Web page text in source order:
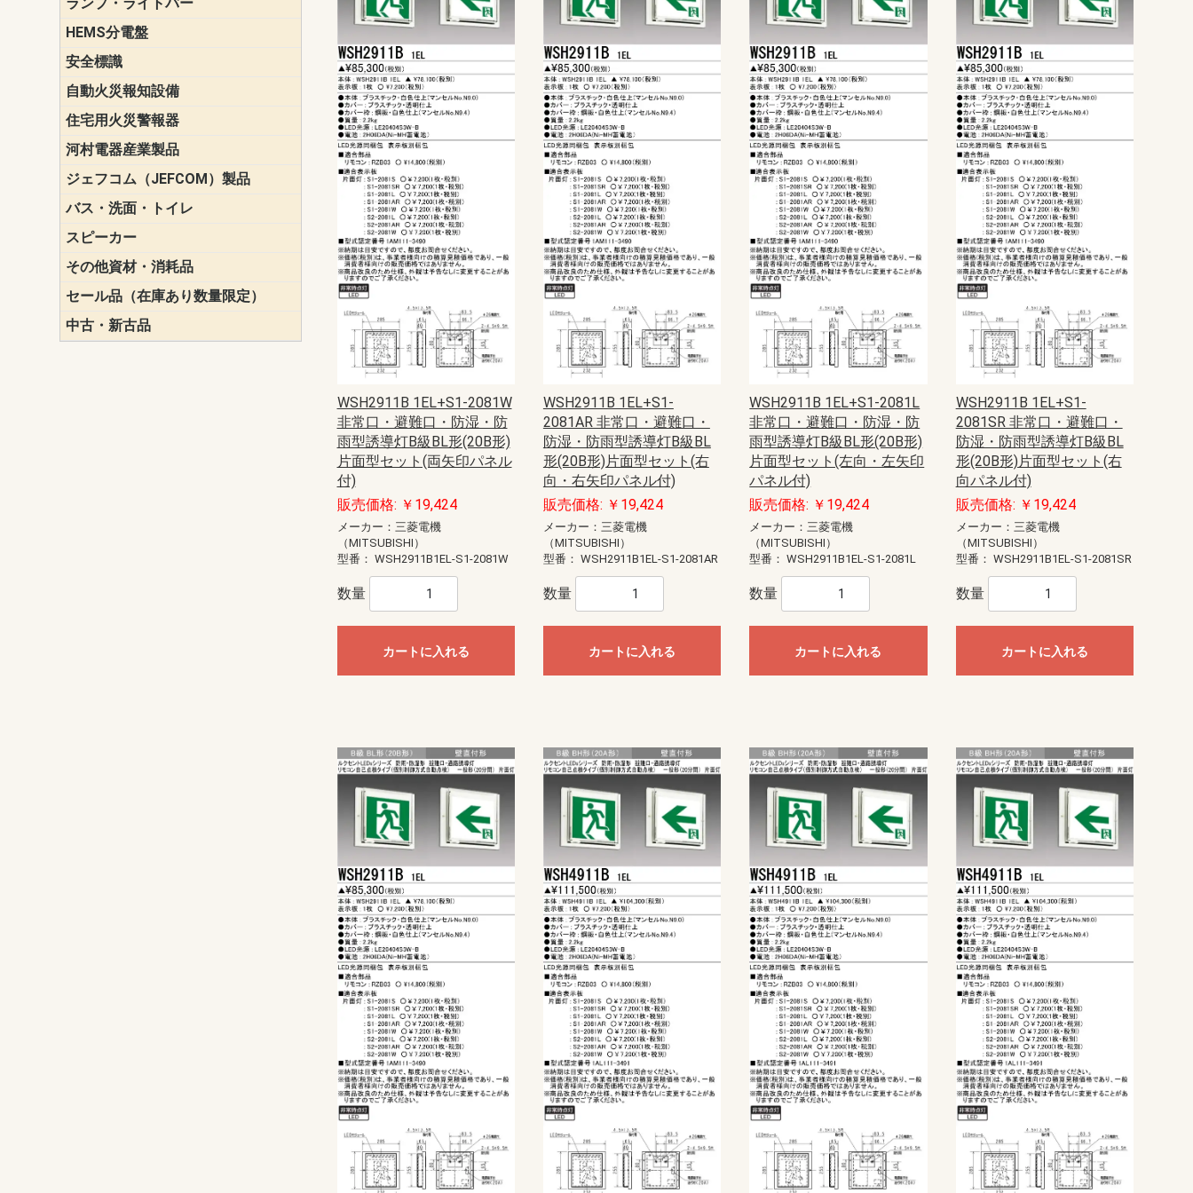
HEMS分電盤
マルチ通信型
EV・PHEV充電回路・エコキュー
ト・IH対応
リミッタースペース付 主幹50A
主幹60A
主幹75A
リミッタースペース無 主幹50A
主幹60A
主幹75A
主幹100A
EV・PHEV充電回路・太陽光発電シ
ステム・エコキュート・IH対応
リミッタースペース付 主幹50A
主幹60A
主幹75A
リミッタースペース無 主幹50A
主幹60A
主幹75A
主幹100A
あかりぷらすばん リミッタースペース付 主幹50A
主幹60A
主幹75A
リミッタースペース無 主幹50A
主幹60A
主幹75A
主幹100A
エコキュート・IH対応 リミッタースペース付 主幹40A
主幹50A
主幹60A
主幹75A
リミッタースペース無 主幹40A
主幹50A
主幹60A
主幹75A
主幹100A
エコキュート・電温・IH対応 リミッタースペース付 主幹40A
主幹50A
主幹60A
主幹75A
リミッタースペース無 主幹40A
主幹50A
主幹60A
主幹75A
主幹100A
かみなりあんしんばん あかり付 リミッタースペース付 主幹50A
主幹60A
主幹75A
リミッタースペース無 主幹50A
主幹60A
主幹75A
主幹100A
かみなりあんしんばん リミッタースペース付 主幹50A
主幹60A
主幹75A
リミッタースペース無 主幹50A
主幹60A
主幹75A
主幹100A
ダブル発電対応 リミッタースペース付 主幹40A
主幹50A
主幹60A
主幹75A
リミッタースペース無 主幹40A
主幹50A
主幹60A
主幹75A
主幹100A
創蓄連携システム対応（自立出力
単相2線用）
リミッタースペース付 主幹40A
主幹50A
主幹60A
主幹75A
リミッタースペース無 主幹40A
主幹50A
主幹60A
主幹75A
主幹100A
創蓄連携システム対応（自立出力
単相3線用）
リミッタースペース付 主幹40A
主幹50A
主幹60A
主幹75A
リミッタースペース無 主幹40A
主幹50A
主幹60A
主幹75A
主幹100A
太陽光発電システム・エコキュー
ト・IH対応
リミッタースペース付 主幹50A
主幹60A
主幹75A
リミッタースペース無 主幹50A
主幹60A
主幹75A
主幹100A
太陽光発電システム・エコキュー
ト・電温・IH対応
リミッタースペース付 主幹50A
主幹60A
主幹75A
リミッタースペース無 主幹50A
主幹60A
主幹75A
主幹100A
太陽光発電システム対応 リミッタースペース付 主幹40A
主幹50A
主幹60A
主幹75A
リミッタースペース無 主幹40A
主幹50A
主幹60A
主幹75A
主幹100A
地震あんしんばん リミッタースペース付 主幹50A
主幹60A
主幹75A
リミッタースペース無 主幹50A
主幹60A
主幹75A
主幹100A
地震かみなりあんしんばん リミッタースペース付 主幹50A
主幹60A
主幹75A
リミッタースペース無 主幹50A
主幹60A
主幹75A
主幹100A
電温・IH対応 リミッタースペース付 主幹50A
主幹60A
主幹75A
リミッタースペース無 主幹50A
主幹60A
主幹75A
主幹100A
燃料電池（ガス発電）システム対
応
リミッタースペース付 主幹40A
主幹50A
主幹60A
主幹75A
リミッタースペース無 主幹40A
主幹50A
主幹60A
主幹75A
主幹100A
標準タイプ リミッタースペース付 主幹30A
主幹40A
主幹50A
主幹60A
主幹75A
リミッタースペース無 主幹30A
主幹40A
主幹50A
主幹60A
主幹75A
主幹100A
標準タイプ大型FreeS付 リミッタースペース付 主幹30A
主幹40A
主幹50A
主幹60A
主幹75A
リミッタースペース無 主幹30A
主幹40A
主幹50A
主幹100A
安全標識
誘導標識 蓄光誘導標識
一般誘導標識 ジェフコム
パナソニック
自動火災報知設備
パナソニック（Panasonic） アドバンスP-1シリーズ 光電式スポット型感知器
定温式スポット型感知器
差動式スポット型感知器
発信機(自動試験機能対応)
アドレス設定用機器
一般型感知器
電子式自己保持型熱感知器（熱オ
ートセンサ）
差動式分布型感知器
光電式スポット型感知器（煙サイ
バーセンサ）
煙感知器
光電式分離型感知器
炎感知器
遠隔試験機能付感知器
連携型ワイヤレス感知器
感知器ベース
火災通報装置
音響装置
発信機
表示灯
総合盤
P型1級受信機
P型2級受信機
副受信機
受信機関連商品
周辺機器 遠隔試験アダプタ
消火栓起動装置
ボックス
遠隔試験関連機器
防排煙設備
ガス漏れ集中監視システム
G型、LPガス用1級受信機（DC24V
システム専用）
中継器・蓄電池設備
警報器
R型防災システム 中継器・副表示機・表示装置
感知器
共通接続機器
周辺機器
非常警報設備（複合装置）
非常警報設備（システム用）
点検器具
ホーチキ（HOCHIKI） 感知器 光電アナログ式スポット型
一般型熱感知器差動式
定温式型熱感知器
定温式スポット型(DFG)熱感知器
熱アナログ式スポット型
R型・GR型システム 中継器
P型受信機 P型１級火報単盤、5?20回線
P型１級火報単盤、25?40・45・50
回線
P型２級受信機
表示盤05?20回線
表示盤25?40回線
表示盤25〜50回線
表示盤50?100回線
表示盤110?150回線
機器収容箱（総合盤） P型1級露出型
P型1級埋込型
P型2級露出型
P型2級埋込型
差動式分布型感知器用
P型発信機 １級
２級
P型設備機器その他 表示灯
送受話器
移報中継器
非常警報設備 操作部
起動、音響装置・表示灯
一体型・複合装置
住宅情報設備 中継器・各種装置
受信機・モニタ一体型
感知器
玄関通話・管理機器
警報器
ガス漏れ火災警報設備 警報機 都市ガス用
液化石油ガス用
表示灯・中継器
検知器
電源装置
防排煙設備 連動操作盤
感知器
防火戸用レリーズ・ドアクローザ
超高感度煙検知システム
アクセサリー・保守用品 ニッケル・カドミウム蓄電池
各機器用カバー
LED電球
各機器用カバー・ボックス
能美防災（NOHMI） P型インターフェイス盤
P型火災／複合火災受信機 P型1級
P型1級複合 自立型鋼板製
壁掛型鋼板製
壁掛型樹脂製
P型2級受信機
オプション
進PIIIシステム用P型1級 壁掛型鋼板製
樹脂製
進PIIIシステム用P型1級複合 30?60回線
70?100回線
地図式進PIIIシステム用 受信機
地図シート
P型受信機用埋込ボックス・埋込枠
R型防災システム GP型1級複合
ガス漏れ火災警報設備 プロテクタ
検知器（LPガス用）
検知器（都市ガス用）
検知器用ベース
戸外警報器
受信機（LPガス用）
受信機（都市ガス用）
中継器
非常電源装置
表示灯
熱感知器 差動式・P-AT
差動式・R-AT
差動式・一般型
差動式・遠隔試験機能付
差動式・連続移報用
差動式分布型
差動式分布型感知器収納箱 防滴・露出型
埋込型
露出型
定温式・P-AT
定温式・R-AT
定温式・一般型 1種
1種・耐酸型
1種・防水型
特種
定温式・遠隔試験機能付
定温式・連続移報用
工材
煙感知器 光電式・P-AT
光電式・R-AT
光電式・一般型
光電式・遠隔試験機能付
光電式・蓄積型
光電式分離型
炎感知器
感知器付属品
押し釦・消火栓始動スイッチ
音響装置
火災通報装置
関連機器 アドレス設定器
テープケーブル工事
リニューアルプレート
感知器着脱器
機器収容箱用保護網
機器埋込用ボックス
座板 感知器・電鈴・
受信機・表示機
支持棒
受信機収納箱
収納函
点検函
機器収容箱 P型1級用発信機内蔵
P型2級用発信機内蔵
R型用発信機内蔵
アドレッサブル発信機内蔵
共同住宅用防災システム オプション・補助装置
音声警報装置
ドアホン
受信機
住宅情報盤
試験器
住宅防災システム アダプタ・オプション
まもるくん（住宅用火災警報器）
消火器
消火栓始動器
中継器・中継器収納箱 アダプタ・中継器
中継器 遠隔試験機能付
感知器ベース取
縦型
据置型
壁掛型
中継器収容箱
特定小規模施設向け防災システム
発信機
避雷ユニット
非常警報設備 一体型
音響装置
起動装置
操作部
表示灯
複合装置
非常電話システム
標識板
表示機
表示灯
防火・防排煙設備
耐圧防爆用
本質安全防爆用
補用部品・予備品 ヒューズ
ミゼットヒューズ
警報接点付ヒューズ
受信機等用
地区表示窓板
発信機用
表示灯用
予備電池
ニッタン（NITTAN） P型受信機 1級本体 1GPV0 火報
1級本体 1GPV0 火報・複合
1級本体 1PM2 火報
1級本体 1PM2 複合
1級本体 1PN1
1級本体 1PS1
1級本体 1PS1 複合
1級本体 1PV0 火報
1級本体 1PV0 火報・複合
1級用化粧枠
1級用金台
1級用付属品
1級用埋込ボックス
2級
副受信機
R型・GR型受信機 付属電源装置・機器
副受信機
本体
ガス系消火設備 スピーカー・サイレン
移動式消火設備
逆止弁・逃し弁
共通機器
手動起動装置
制御盤 閉止弁対応無
制御盤 閉止弁対応有
選択弁
窒素パッケージ
窒素消火設備用
貯蔵容器
非常電源装置
噴射ヘッド
閉止弁
ガス漏れ警報設備 LPガス用
直流電源装置
都市ガス用警報器・中継器
都市ガス用受信機
サージアブソーバ
スプリンクラー設備 一斉開放弁
開放型スプリンクラー
制御盤
閉鎖型ヘッド 1種
閉鎖型ヘッド 2種
放水型ヘッド
放水型ヘッド用盤
流水検知装置
連結散水設備
ニッカド蓄電池
プロテクタ
ベル
移報用装置・耐雷基板・ラベル
炎検知器
火災検知システム（機器内組込用
火災通報装置
感知器 FAS用
P型自動試験・遠隔試験対応
R型自動試験対応
炎感知器
光電式スポット型
光電式分離型
差込ベース
差動式スポット型
差動式分布型
耐酸・耐アルカリ型
定温式スポット型
点検ボックス
埋込用プレート
機器収容箱 P型1級
P型1級（1PS1用）
P型1級（R型用）
P型2級
分布型感知器用
共同・特定共同住宅用 P型1級受信機本体 KP対応
インターホン設備
音声警報・非常電源装置
試験機能付感知器
中継器・外部試験器
試験器・アドレス設定器
住宅用防災機器 火災警報器
消火器
地震保安灯
消火器
消火栓始動装置
耐圧防爆機器
着脱器・試験器
中継器盤
中継機電源
中継機本体
超高感度環境監視システム 環境監視盤
監視盤金台
超高感度センサ
発信機
非常警報設備 一体型
操作部
表示灯・音響装置・起動装置
複合装置
表示灯
防火・排煙設備
補修品
泡消火設備 フォームヘッド
高発泡機
特定駐車場用
泡消火薬剤混合器
住宅用火災警報器
けむり当番
ねつ当番
ガス当番
河村電器産業製品
キャビネット 盤用露出形BXT・FXT
盤用露出形BXTH・FXTH
盤用埋込形BXU・FXU
熱機器収納BXH・FXH
安定器収納FXA
ルーバー付盤用FXL
制御盤用屋内外兼用RXG
盤用屋内外兼用RXG-IP54
盤用屋内外兼用RXGB-IP54
盤用屋内外兼用RXV-IP44
屋外盤用木板ベースPOGB-IP55
屋外盤用鉄板ベースPOG-IP55 フカサ120・ヨコ300
フカサ120・ヨコ400
フカサ120・ヨコ500
フカサ120・ヨコ600
フカサ120・ヨコ700
フカサ160・ヨコ300
フカサ160・ヨコ400
フカサ160・ヨコ500
フカサ160・ヨコ600
フカサ160・ヨコ700
フカサ160・ヨコ800
フカサ160・ヨコ900
フカサ160・ヨコ1000
フカサ200・ヨコ300
フカサ200・ヨコ400
フカサ200・ヨコ500
フカサ200・ヨコ600
フカサ200・ヨコ700
フカサ200・ヨコ800
フカサ200・ヨコ900
フカサ200・ヨコ1000
動力分電盤
ジェフコム（JEFCOM）製品
LANツール・部材 LANケーブル
LANチェッカー
LAN工具 LANケーブルカッター
LANケーブルストリッパー
LANケーブル撚り線戻し
モジュラー圧着工具
圧接工具
モジュラージャック ケーブルジョイント
モジュラープラグ モジュラーカバー
モジュラープラグ（カテゴリー
5e）
モジュラープラグ（カテゴリー
6A）
モジュラープラグ（カテゴリー6）
LEDイルミネーション LEDクリスタルモチーフ
LEDストリングライト
LEDテープライト
LEDデザインストリングライト
LEDルミネーション（SJ-NHシリ
ーズ）アイスクルカーテン（部
品）
LEDルミネーション（SJ-NHシリ
ーズ）クロスネット（部品）
LEDルミネーション（SJ-NHシリ
ーズ）ストリング（部品）
LEDルミネーション（SJ-NHシリ
ーズ）共通部品
LEDルミネーション（SJXシリー
ズ）LEDジョイントモチーフ（部
品）
LEDルミネーション（SJXシリー
ズ）LEDストリング（部品）
LEDルミネーション（SJXシリー
ズ）LEDソフトネオン（部品）
LEDルミネーション（SJXシリー
ズ）LEDフォール（部品）
LEDルミネーション（SJXシリー
ズ）LEDフラッシュボール（部
品）
LEDルミネーション（SJXシリー
ズ）LEDホタル（部品）
LEDルミネーション（SJXシリー
ズ）モチーフ（部品）
LEDルミネーション（SJXシリー
ズ）共通部品
LEDルミネーション（SJシリー
ズ）アイスクルカーテン（部品）
LEDルミネーション（SJシリー
ズ）キャンドル・電球ライト（部
品）
LEDルミネーション（SJシリー
ズ）クロスネット（部品）
LEDルミネーション（SJシリー
ズ）スティックライト（部品）
LEDルミネーション（SJシリー
ズ）ストリング（部品）
LEDルミネーション（SJシリー
ズ）テープライト（部品）
LEDルミネーション（SJシリー
ズ）フォール（部品）
LEDルミネーション（SJシリー
ズ）プロジェクションライト（部
品）
LEDルミネーション（SJシリー
ズ）モチーフ（部品）
LEDルミネーション（SJシリー
ズ）共通部品
SDXシリーズ
イルミネーション（その他）
イルミネーション（卓上タイプ）
ライトアップ用投光器
ロッド点滅灯（LED）40mmピッチ
ロッド点滅灯（LED）75mmピッチ
ロッド点滅灯（LED）共通部品
連結すずらん灯タイプ（LED）
アンカー・ネジ ALC用
コンクリート用
ワッシャー
中空壁用
六角ナット
多用途
寸切りボルト用特殊ナット
小ネジ
木工用
石膏ボード用
軽天ビス
鋼板用
エアコン部材 エアコン洗浄部材
ダクト部材
ドレンホース
室外機取付台
配管部材
ケーブル保護収納 ケーブルプロテクター
ケーブルプロテクター（増設型）
ケーブルマット
床用モール
床用モール（フラット型）
床用モール（増設型）
段差用バリアフリープロテクター
（屋外用）
段差用バリアフリーモール（室内
用）
ケーブル索引具 FRP竿
その他
カーボン竿
ジョイント式ロッド
ジョイント式呼線
金属竿
リール CD管リール
ロープリール
検尺器
電線リール（据置き型）
電線リール（現場向き）
作業工具 ストリッパー ケーブルストリッパー
ツールキット 新人工具セット
電気工事士技能試験工具セット
ドライバー・レンチ ドライバー
モンキーレンチ
ラチェットドライバー
ラチェットレンチ・ソケットレン
チ
充電ドライバー用アダプター
充電ドライバー用チャック
充電ドライバー用ビット
六角レンチ・特殊レンチ
寸切りボルト用レンチ
盤用マルチキー
ナイフ・ノコ リーマー
押し切りノコ・引き廻しノコ
替刃式ノコ
石膏ボード用ノコ
電工ナイフ
ハンマー・その他工具 アースオーガー
ケーブルベンダー
ハンマー
パイプベンダー
収縮チューブ用熱収縮工具
ペンチ・ニッパー ニッパー
プライヤー
ペンチ
各種カッター エアコンダクトカッター
ケーブルカッター
チャンネルカッター
プリカチューブカッター
マルチハサミ
モールカッター
塩ビパイプカッター
寸切ボルトカッター
金切バサミ
圧着工具
Eリングスリーブ（VAスリーブ）
用
コンタクトピン用
ソーラー用
フェルール端子専用
圧着工具交換バネ
絶縁端子用
絶縁閉端子用
裸端子・PBスリーブ用
電動工具 ニブラー
ニブラー（アタッチメント型）
ボードカッター
切断機
作業用照明器具 LEDライト
コンパクトライト
ハロゲンライト
ヘッドライト
ライトスタンド
乾電池式ライト
作業用テープライト
充電式ライト
直管形スリムライト
蛍光ライト
切削工具 コア
コンクリートドリル
ステップドリル
タップ
チップソー・カッター・切断砥石
バンドソー
パンチャー
ホールソー
切削油
木工ドリル
木工ドリル（フレキシブルシャフ
ト）
火花飛散防止具
磁器タイル用ドリル
鉄工ドリル
収納機器・車載備品 パーツ＆ツールボックス ツールボックス
パーツボックス
車載用収納・車載備品 シート裏収納
バリケード
パイロン（ロードコーン）
車載用ボックス
車載用収納棚（カルプラ テーブ
ル）
車載用収納棚（カルプラ 引き出
し）
車載用収納棚（バンキャビネット
サイド棚）
車載用収納棚（バンキャビネット
テーブル）
車載用収納棚（バンキャビネット
引き出し）
長尺パイプケース
検電器・計測器 レーザー墨出し器 パルスレーザー受光器
レーザー墨出し器用三脚
レーザー墨出し用メガネ
検電器 検電器・チェッカー
配線チェッカー
電流・電圧・抵抗測定器
計測器 カメラ探査器
ゲージ
デジタルケーブルメジャー
メジャー
探知器
水平器
温度計
照度計
距離測定器
腰回り品・安全保護具・収納具 はしご・脚立用品 はしご用カバー
脚立用ソックス・カバー
ハーネス・ランヤード
ホルダー ストリッパーホルダー
ドライバーホルダー
ハンマーホルダー
パーツポケット
リストバンドツール
充電ドライバーホルダー
圧着工具ホルダー
工具用フック・ホルダー
工具用ホルダー（キャンバス地）
工具用ホルダー（合成皮革）
工具用ホルダー（新素材）
工具用ホルダー（樹脂）
工具用ホルダー（革）
缶・ボトルホルダー
ランヤード・補助帯
ワークウェア・サポートウェア サスペンダー・サポートベルト
ニーパッド・膝当て
ベスト
ベルト
ワークポジショニング用器具
収納具 びっくりバケツ
ツールバケット
ツールバッグ
丸型バケツ（エステル帆布製）
丸型バケツ（エステル帆布＋樹脂
底）
丸型バケツ（帆布製）
丸型バケツ（帆布＋樹脂底）
脚立用バッグ
長物収納ケース
防水収納ケース
手袋・靴カバー シューズカバー
手袋
熱中症対策アイテム
腰袋 腰袋インナーケース
腰袋（キャンバス地）
腰袋（合成皮革）
腰袋（新素材）
腰袋（樹脂）
腰袋（革）
腰道具セット
通線工具 エアー通線
ケーブルグリップ より戻し
ケーブルグリップ（スタンダード
タイプ）
ケーブルグリップ（中間引き）
ケーブルグリップ（軽荷重タイ
プ）
ロープ
入線潤滑剤
呼線（スチール） スチール呼線
プラスチック呼線
呼線ケース
呼線リール（スタンド型）
地中線工具 FRPリール式
FRP＋PP被覆リール式
ジョイント式
先端金具
管内清掃用具
電動入線機 ケーブルローラー・吊り金車
電設化成品 亜鉛塗料スプレー
発泡ウレタン充填剤
絶縁・防触スプレー
高所作業ポール ランプチェンジャー セードキャッチャー
ライティングクリーナー
ランプチェンジャーセット
ランプチェンジャー用キャッチヘ
ッド
ランプチェンジャー用ポール
直管ランプチェンジャー
電動ランプチェンジャー
高所作業工具 カメラ雲台付ポール
リフター
台車・運搬シート
火災感知器交換用ポール
舞台照明シュート用ポール
非常誘導灯点検用ポール
高所作業ポール
パーツ＆ツールボックス
パーツボックス
バス・洗面・トイレ
ウォシュレット 水道直結給水式
携帯用
スピーカー
天井スピーカー 埋込型 セパレートタイプ
コンビネーションタイプ
同軸2ウェイ
システム天井用
ハイパワータイプ
広指向性型
露出型 一般型
防滴型
壁掛型スピーカー 片面型 3W
5W
10W
両面型 6W
関連商品
ホーンスピーカー コンビネーションタイプ 車載用
トランス付
ワイドホーンスピーカー
セパレートタイプ 本体
ドライバーユニット
マッチングトランス
関連商品
ストレートホーンスピーカー 本体
コラムスピーカー 本体
関連商品
コンパクトスピーカー
モニタースピーカーシステム
インテリアデザインスピーカー
スピーカーシステム 一般タイプ
コンパクトスピーカー
スリムスピーカー
防球構造型スピーカー
サウンドアロースピーカー
関連商品
防滴型スピーカーシステム ボックスタイプ
スリムタイプ
関連商品
ホール用スピーカーシステム
マルチユーススピーカーシステム
その他資材・消耗品
ビニールテープ(IVテープ)
自己融着テープ
養生テープ
丸エフ
ネオシール
セール品（在庫あり数量限定）
照明器具 スポットライト
ダウンライト
ブラケットライト
ベースライト
非常灯・誘導灯
換気スイッチ
ランプ・電球
その他資材・消耗品
中古・新古品
配線器具 コンセント
照明器具
WSH2911B 1EL+S1-2081W
非常口・避難口・防湿・防
雨型誘導灯B級BL形(20B形)
片面型セット(両矢印パネル
付)
販売価格: ￥19,424
メーカー：三菱電機
（MITSUBISHI）
型番： WSH2911B1EL-S1-2081W
数量
カートに入れる
WSH2911B 1EL+S1-
2081AR 非常口・避難口・
防湿・防雨型誘導灯B級BL
形(20B形)片面型セット(右
向・右矢印パネル付)
販売価格: ￥19,424
メーカー：三菱電機
（MITSUBISHI）
型番： WSH2911B1EL-S1-2081AR
数量
カートに入れる
WSH2911B 1EL+S1-2081L
非常口・避難口・防湿・防
雨型誘導灯B級BL形(20B形)
片面型セット(左向・左矢印
パネル付)
販売価格: ￥19,424
メーカー：三菱電機
（MITSUBISHI）
型番：WSH2911B1EL-S1-2081L
数量
カートに入れる
WSH2911B 1EL+S1-
2081SR 非常口・避難口・
防湿・防雨型誘導灯B級BL
形(20B形)片面型セット(右
向パネル付)
販売価格: ￥19,424
メーカー：三菱電機
（MITSUBISHI）
型番： WSH2911B1EL-S1-2081SR
数量
カートに入れる